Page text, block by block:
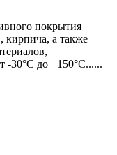
покрытия
кирпича, а также
-30°C до +150°C......